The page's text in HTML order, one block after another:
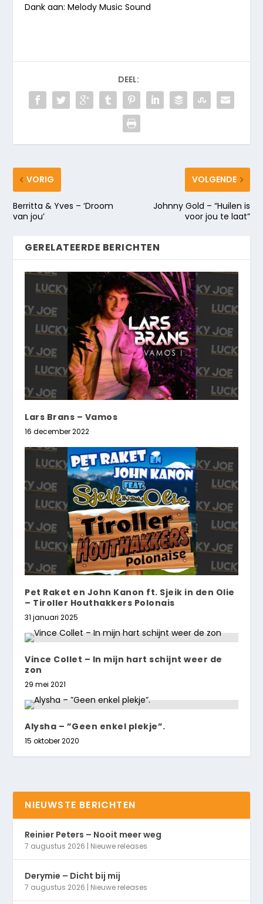
Dank aan: Melody Music Sound
DEEL:
VORIG
Berritta & Yves – ‘Droom
van jou’
VOLGENDE
Johnny Gold – “Huilen is
voor jou te laat”
GERELATEERDE BERICHTEN
Lars Brans – Vamos
16 december 2022
Pet Raket en John Kanon ft. Sjeik in den Olie
– Tiroller Houthakkers Polonais
31 januari 2025
Vince Collet – In mijn hart schijnt weer de
zon
29 mei 2021
Alysha – ”Geen enkel plekje”.
15 oktober 2020
NIEUWSTE BERICHTEN
Reinier Peters – Nooit meer weg
7 augustus 2026 | Nieuwe releases
Derymie – Dicht bij mij
7 augustus 2026 | Nieuwe releases